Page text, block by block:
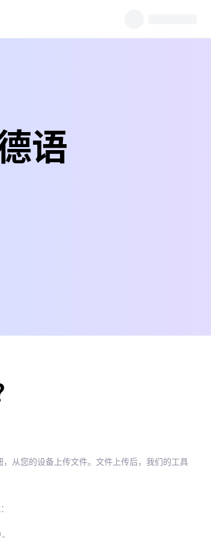
语
从您的设备上传文件。文件上传后，我们的工具